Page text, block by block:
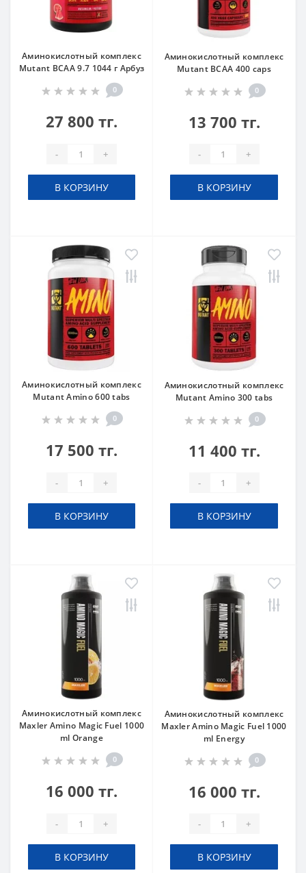
Аминокислотный комплекс
Mutant BCAA 9.7 1044 г Арбуз
0
27 800 тг.
- +
В КОРЗИНУ
Аминокислотный комплекс
Mutant BCAA 400 caps
0
13 700 тг.
- +
В КОРЗИНУ
Аминокислотный комплекс
Mutant Amino 600 tabs
0
17 500 тг.
- +
В КОРЗИНУ
Аминокислотный комплекс
Mutant Amino 300 tabs
0
11 400 тг.
- +
В КОРЗИНУ
Аминокислотный комплекс
Maxler Amino Magic Fuel 1000
ml Orange
0
16 000 тг.
- +
В КОРЗИНУ
Аминокислотный комплекс
Maxler Amino Magic Fuel 1000
ml Energy
0
16 000 тг.
- +
В КОРЗИНУ